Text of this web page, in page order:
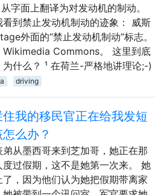
字面上翻译为对发动机的制动。
看到禁止发动机制动的迹象： 威斯
外面的“禁止发动机制动”标志。
Wikimedia Commons。 这里到底
什么？ ¹ 在荷兰-严格地讲理论;-)
driving
我的移民官正在给我发短
么办？
弟从墨西哥来到芝加哥，她正在那
度过假期，这不是她第一次来。 她
，因为他们认为她把假期带离家